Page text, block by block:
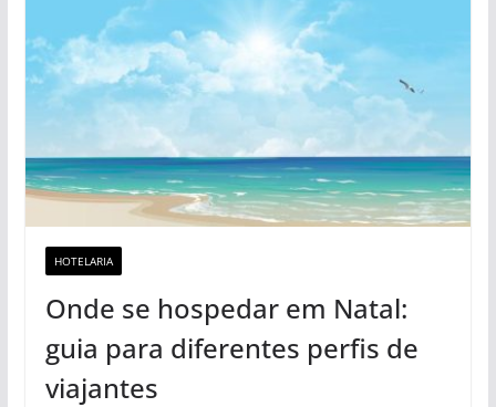
HOTELARIA
Onde se hospedar em Natal:
guia para diferentes perfis de
viajantes